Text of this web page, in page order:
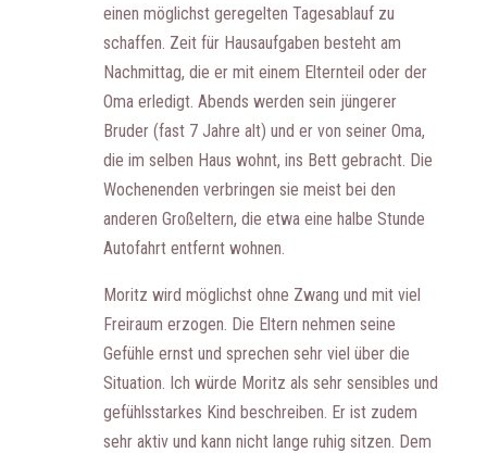
einen möglichst geregelten Tagesablauf zu
schaffen. Zeit für Hausaufgaben besteht am
Nachmittag, die er mit einem Elternteil oder der
Oma erledigt. Abends werden sein jüngerer
Bruder (fast 7 Jahre alt) und er von seiner Oma,
die im selben Haus wohnt, ins Bett gebracht. Die
Wochenenden verbringen sie meist bei den
anderen Großeltern, die etwa eine halbe Stunde
Autofahrt entfernt wohnen.
Moritz wird möglichst ohne Zwang und mit viel
Freiraum erzogen. Die Eltern nehmen seine
Gefühle ernst und sprechen sehr viel über die
Situation. Ich würde Moritz als sehr sensibles und
gefühlsstarkes Kind beschreiben. Er ist zudem
sehr aktiv und kann nicht lange ruhig sitzen. Dem